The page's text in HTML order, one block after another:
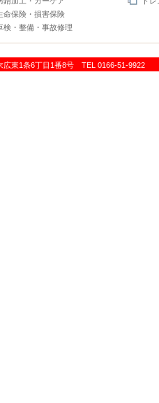
命保険・損害保険
検・整備・事故修理
東1条6丁目1番8号 TEL 0166-51-9922